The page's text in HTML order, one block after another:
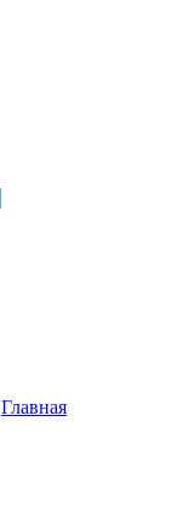
Главная